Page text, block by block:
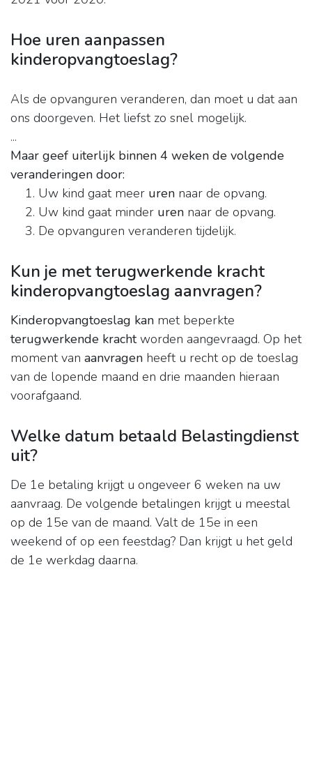
Hoe uren aanpassen
kinderopvangtoeslag?
Als de opvanguren veranderen, dan moet u dat aan
ons doorgeven. Het liefst zo snel mogelijk.
...
Maar geef uiterlijk binnen 4 weken de volgende
veranderingen door:
Uw kind gaat meer uren naar de opvang.
Uw kind gaat minder uren naar de opvang.
De opvanguren veranderen tijdelijk.
Kun je met terugwerkende kracht
kinderopvangtoeslag aanvragen?
Kinderopvangtoeslag kan met beperkte
terugwerkende krachtworden aangevraagd. Op het
moment van aanvragen heeft u recht op de toeslag
van de lopende maand en drie maanden hieraan
voorafgaand.
Welke datum betaald Belastingdienst
uit?
De 1e betaling krijgt u ongeveer 6 weken na uw
aanvraag. De volgende betalingen krijgt u meestal
op de 15e van de maand. Valt de 15e in een
weekend of op een feestdag? Dan krijgt u het geld
de 1e werkdag daarna.